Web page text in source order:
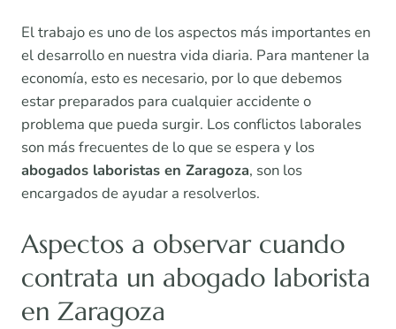
El trabajo es uno de los aspectos más importantes en
el desarrollo en nuestra vida diaria. Para mantener la
economía, esto es necesario, por lo que debemos
estar preparados para cualquier accidente o
problema que pueda surgir. Los conflictos laborales
son más frecuentes de lo que se espera y los
abogados laboristas en Zaragoza, son los
encargados de ayudar a resolverlos.
Aspectos a observar cuando
contrata un abogado laborista
en Zaragoza